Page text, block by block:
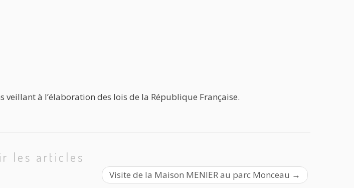
à l’élaboration des lois de la République Française.
les articles
Visite de la Maison MENIER au parc Monceau →